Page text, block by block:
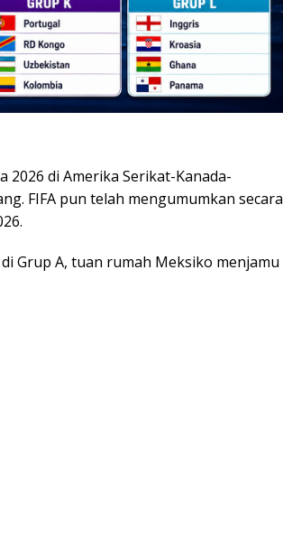
2026 di Amerika Serikat-Kanada-
FIFA pun telah mengumumkan secara
Grup A, tuan rumah Meksiko menjamu